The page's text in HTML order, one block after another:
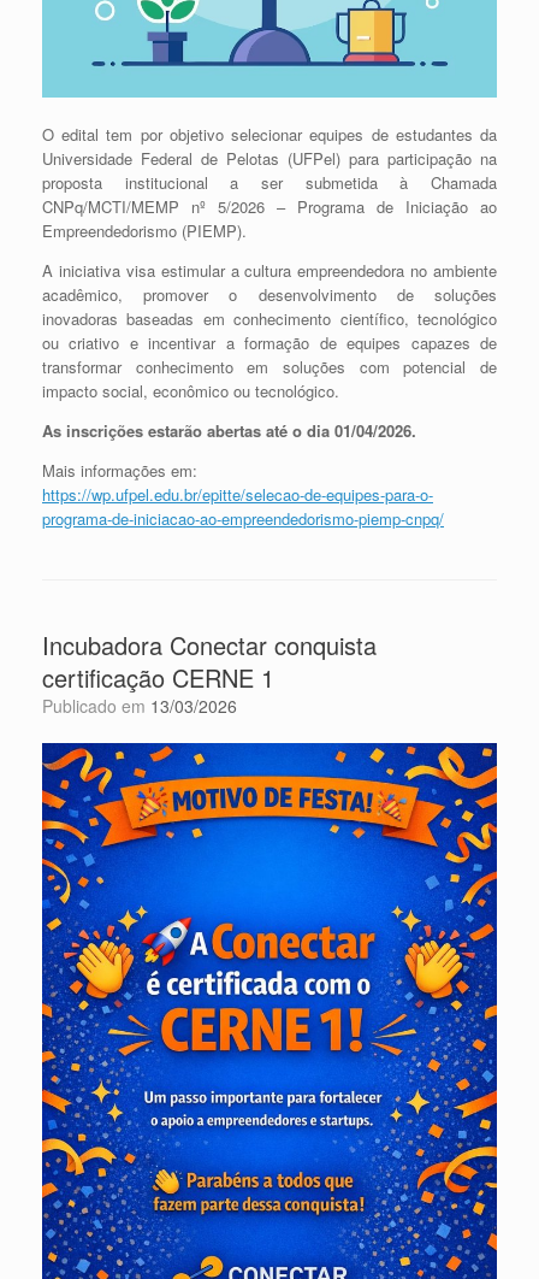
O edital tem por objetivo selecionar equipes de estudantes da
Universidade Federal de Pelotas (UFPel) para participação na
proposta institucional a ser submetida à Chamada
CNPq/MCTI/MEMP nº 5/2026 – Programa de Iniciação ao
Empreendedorismo (PIEMP).
A iniciativa visa estimular a cultura empreendedora no ambiente
acadêmico, promover o desenvolvimento de soluções
inovadoras baseadas em conhecimento científico, tecnológico
ou criativo e incentivar a formação de equipes capazes de
transformar conhecimento em soluções com potencial de
impacto social, econômico ou tecnológico.
As inscrições estarão abertas até o dia 01/04/2026.
Mais informações em:
https://wp.ufpel.edu.br/epitte/selecao-de-equipes-para-o-
programa-de-iniciacao-ao-empreendedorismo-piemp-cnpq/
Incubadora Conectar conquista
certificação CERNE 1
Publicado em 13/03/2026